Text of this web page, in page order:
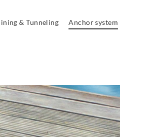
& Tunneling
Anchor system